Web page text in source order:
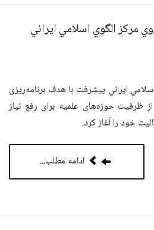
مركز الگوي اسلامي ايراني
ايراني پيشرفت با هدف برنامه‌ریزی
ظرفیت حوزه‌های علمیه برای رفع نیاز
خود را آغاز كرد.
ادامه مطلب...